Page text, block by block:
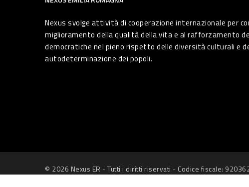
Nexus svolge attività di cooperazione internazionale per
miglioramento della qualità della vita e al rafforzamento
democratiche nel pieno rispetto delle diversità culturali e
autodeterminazione dei popoli.
© 2026 Nexus ER - Tutti i diritti riservati - Codice fiscale: